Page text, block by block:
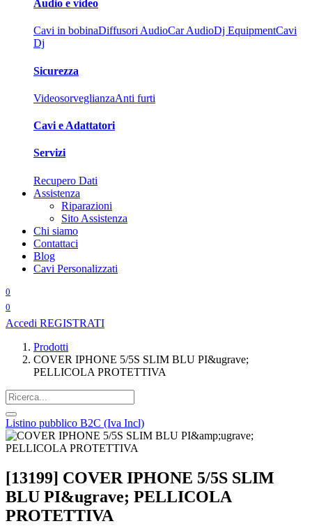
Audio e video
Cavi in bobinaDiffusori AudioCar AudioDj EquipmentCavi
Dj
Sicurezza
VideosorveglianzaAnti furti
Cavi e Adattatori
Servizi
Recupero Dati
Assistenza
Riparazioni
Sito Assistenza
Chi siamo
Contattaci
Blog
Cavi Personalizzati
0
0
Accedi REGISTRATI
Prodotti
COVER IPHONE 5/5S SLIM BLU PI&ugrave;
PELLICOLA PROTETTIVA
Listino pubblico B2C (Iva Incl)
[13199] COVER IPHONE 5/5S SLIM
BLU PI&ugrave; PELLICOLA
PROTETTIVA